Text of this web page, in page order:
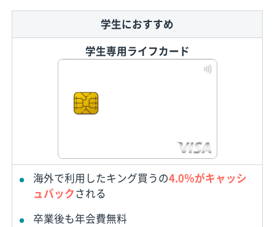
学生におすすめ
学生専用ライフカード
海外で利用したキング買うの4.0％がキャッシ
ュバックされる
卒業後も年会費無料